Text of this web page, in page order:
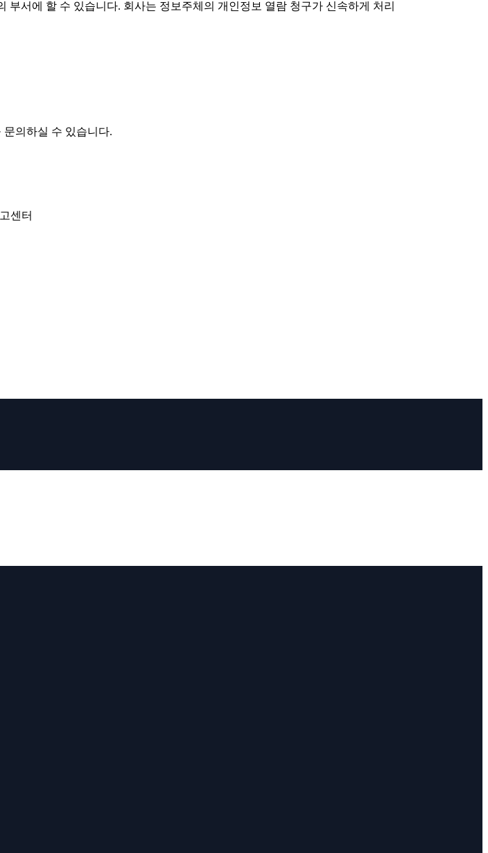
서에 할 수 있습니다. 회사는 정보주체의 개인정보 열람 청구가 신속하게 처리
의하실 수 있습니다.
센터